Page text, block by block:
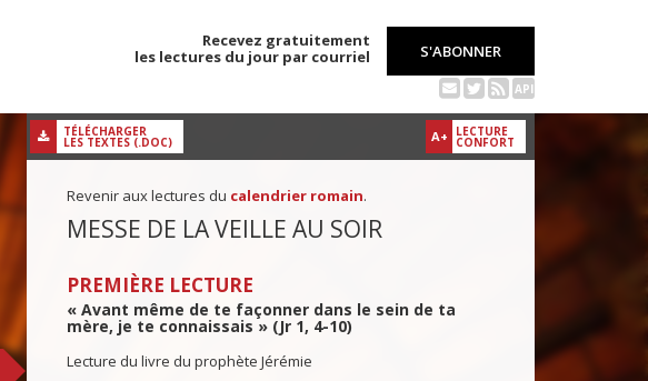
Recevez gratuitement
les lectures du jour par courriel
S'ABONNER
API
A+ LECTURE
CONFORT
TÉLÉCHARGER
LES TEXTES (.DOC)
Revenir aux lectures du calendrier romain.
MESSE DE LA VEILLE AU SOIR
PREMIÈRE LECTURE
« Avant même de te façonner dans le sein de ta
mère, je te connaissais » (Jr 1, 4-10)
Lecture du livre du prophète Jérémie